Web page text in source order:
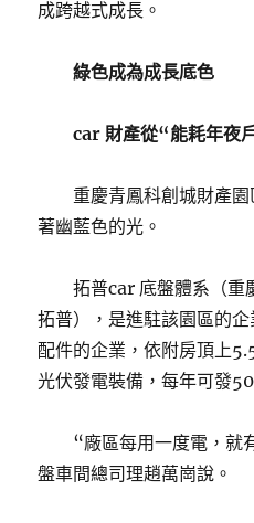
成跨越式成長。
綠色成為成長底色
car 財產從“能耗年夜
重慶青鳳科創城財產
著幽藍色的光。
拓普car 底盤體系（重
拓普），是進駐該園區的
配件的企業，依附房頂上
光伏發電裝備，每年可發
“廠區每用一度電，就
盤車間總司理趙萬崗說。